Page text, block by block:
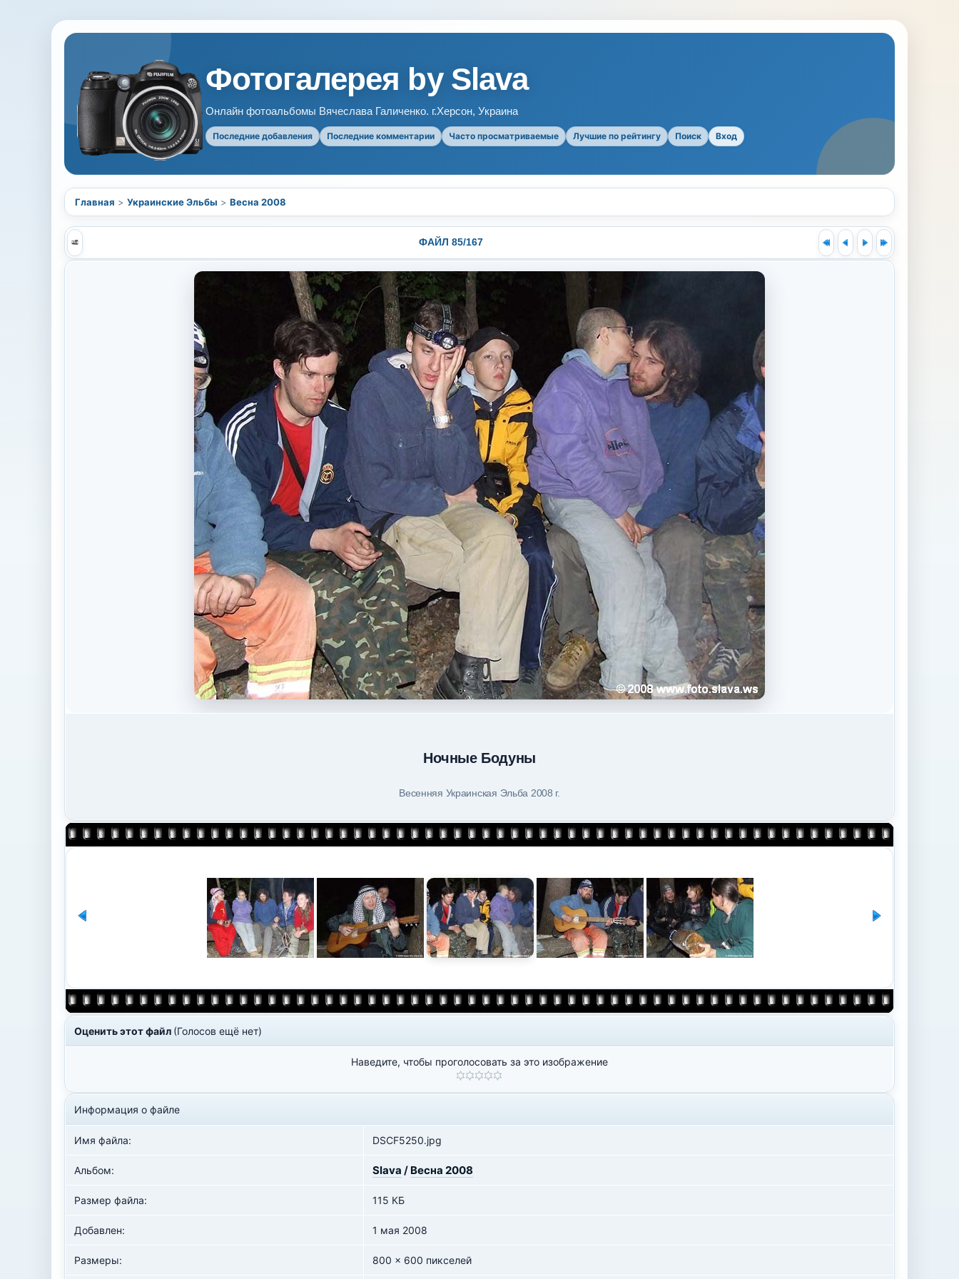
Фотогалерея by Slava
Онлайн фотоальбомы Вячеслава Галиченко. г.Херсон, Украина
Последние добавления Последние комментарии Часто просматриваемые Лучшие по рейтингу Поиск Вход
Главная > Украинские Эльбы > Весна 2008
ФАЙЛ 85/167
Ночные Бодуны
Весенняя Украинская Эльба 2008 г.
Оценить этот файл (Голосов ещё нет)
Наведите, чтобы проголосовать за это изображение
Информация о файле
Имя файла: DSCF5250.jpg
Альбом: Slava / Весна 2008
Размер файла: 115 КБ
Добавлен: 1 мая 2008
Размеры: 800 x 600 пикселей